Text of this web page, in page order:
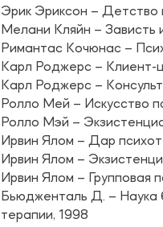
Эрик Эриксон – Детство
Мелани Кляйн – Зависть
Римантас Кочюнас –
Карл Роджерс – Клиент-
Карл Роджерс –
Ролло Мей – Искусство
Ролло Мэй –
Ирвин Ялом – Дар
Ирвин Ялом –
Ирвин Ялом – Групповая
Бьюдженталь Д. – Наука
терапии, 1998